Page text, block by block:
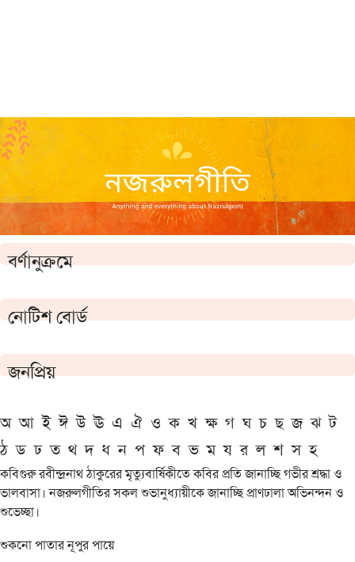
বর্ণানুক্রমে
নোটিশ বোর্ড
জনপ্রিয়
অ আ ই ঈ উ ঊ এ ঐ ও ক খ ক্ষ গ ঘ চ ছ জ ঝ ট
ঠ ড ঢ ত থ দ ধ ন প ফ ব ভ ম য র ল শ স হ
কবিগুরু রবীন্দ্রনাথ ঠাকুরের মৃত্যুবার্ষিকীতে কবির প্রতি জানাচ্ছি গভীর শ্রদ্ধা ও
ভালবাসা। নজরুলগীতির সকল শুভানুধ্যায়ীকে জানাচ্ছি প্রাণঢালা অভিনন্দন ও
শুভেচ্ছা।
শুকনো পাতার নূপুর পায়ে